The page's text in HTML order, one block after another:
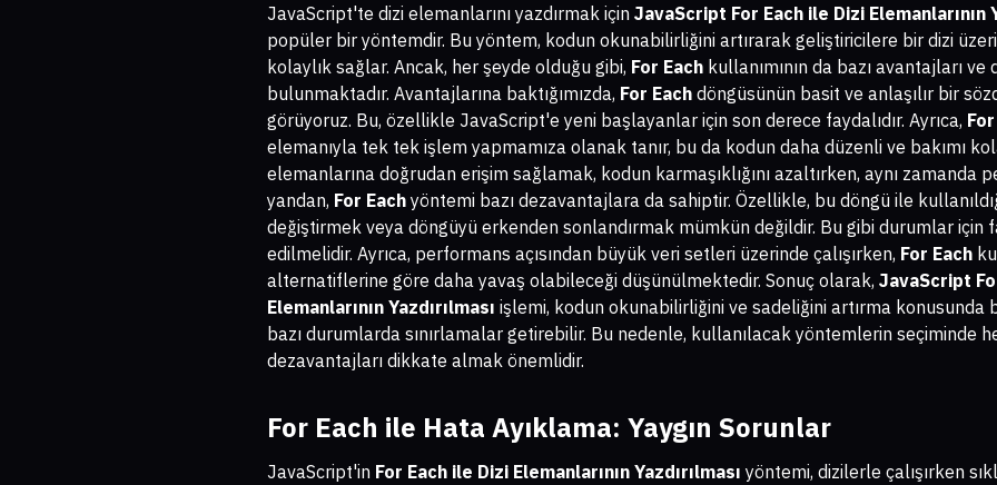
JavaScript'te dizi elemanlarını yazdırmak için JavaScript For Each ile Dizi Elemanlarının
popüler bir yöntemdir. Bu yöntem, kodun okunabilirliğini artırarak geliştiricilere bir dizi
kolaylık sağlar. Ancak, her şeyde olduğu gibi, For Each kullanımının da bazı avantajları ve
bulunmaktadır. Avantajlarına baktığımızda, For Each döngüsünün basit ve anlaşılır bir
görüyoruz. Bu, özellikle JavaScript'e yeni başlayanlar için son derece faydalıdır. Ayrıca,
elemanıyla tek tek işlem yapmamıza olanak tanır, bu da kodun daha düzenli ve bakımı
elemanlarına doğrudan erişim sağlamak, kodun karmaşıklığını azaltırken, aynı zamanda
yandan, For Each yöntemi bazı dezavantajlara da sahiptir. Özellikle, bu döngü ile
değiştirmek veya döngüyü erkenden sonlandırmak mümkün değildir. Bu gibi durumlar için
edilmelidir. Ayrıca, performans açısından büyük veri setleri üzerinde çalışırken, For Each
alternatiflerine göre daha yavaş olabileceği düşünülmektedir. Sonuç olarak, JavaScript
Elemanlarının Yazdırılması işlemi, kodun okunabilirliğini ve sadeliğini artırma
bazı durumlarda sınırlamalar getirebilir. Bu nedenle, kullanılacak yöntemlerin seçiminde
dezavantajları dikkate almak önemlidir.
For Each ile Hata Ayıklama: Yaygın Sorunlar
JavaScript'in For Each ile Dizi Elemanlarının Yazdırılması yöntemi, dizilerle çalışırken